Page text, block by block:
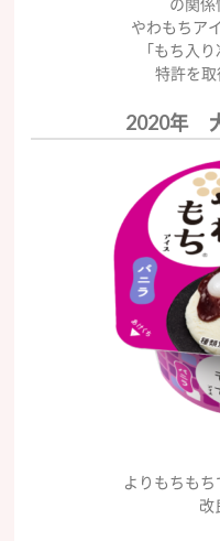
の関係
やわもちア
「もち入
特許を取
2020年
よりもちも
改